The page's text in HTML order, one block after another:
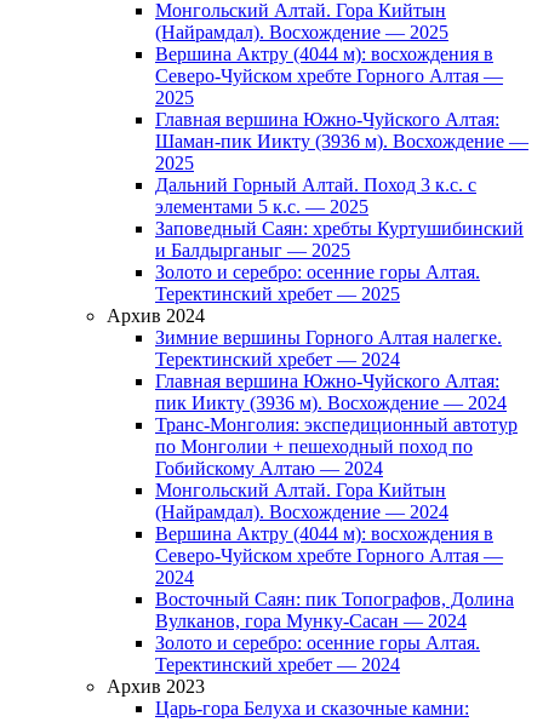
Монгольский Алтай. Гора Кийтын
(Найрамдал). Восхождение — 2025
Вершина Актру (4044 м): восхождения в
Северо-Чуйском хребте Горного Алтая —
2025
Главная вершина Южно-Чуйского Алтая:
Шаман-пик Иикту (3936 м). Восхождение —
2025
Дальний Горный Алтай. Поход 3 к.с. с
элементами 5 к.с. — 2025
Заповедный Саян: хребты Куртушибинский
и Балдырганыг — 2025
Золото и серебро: осенние горы Алтая.
Теректинский хребет — 2025
Архив 2024
Зимние вершины Горного Алтая налегке.
Теректинский хребет — 2024
Главная вершина Южно-Чуйского Алтая:
пик Иикту (3936 м). Восхождение — 2024
Транс-Монголия: экспедиционный автотур
по Монголии + пешеходный поход по
Гобийскому Алтаю — 2024
Монгольский Алтай. Гора Кийтын
(Найрамдал). Восхождение — 2024
Вершина Актру (4044 м): восхождения в
Северо-Чуйском хребте Горного Алтая —
2024
Восточный Саян: пик Топографов, Долина
Вулканов, гора Мунку-Сасан — 2024
Золото и серебро: осенние горы Алтая.
Теректинский хребет — 2024
Архив 2023
Царь-гора Белуха и сказочные камни: